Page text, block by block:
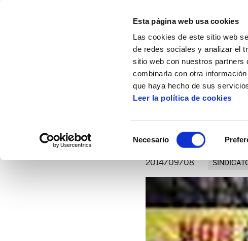
Esta página web usa cookies
Las cookies de este sitio web
de redes sociales y analizar el
sitio web con nuestros partners
combinarla con otra
que haya hecho de sus
Leer la política de cookies
Necesario
Cooperativa obrera Fralib
2014/09/08